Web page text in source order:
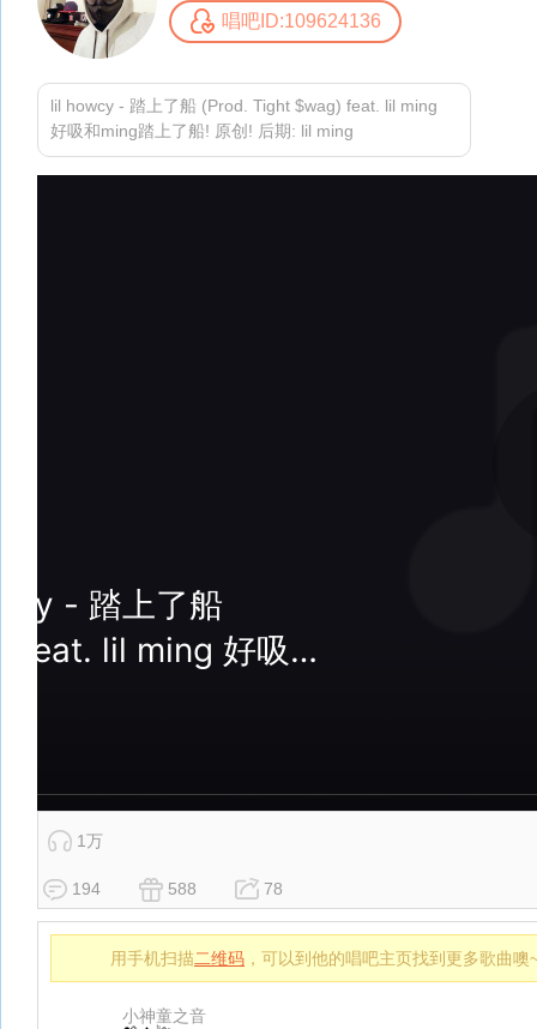
唱吧ID:109624136
lil howcy - 踏上了船 (Prod. Tight $wag) feat. lil ming
好吸和ming踏上了船! 原创! 后期: lil ming
1万
194 588 78
用手机扫描二维码 ，可以到他的唱吧主页找到更多歌曲噢
小神童之音